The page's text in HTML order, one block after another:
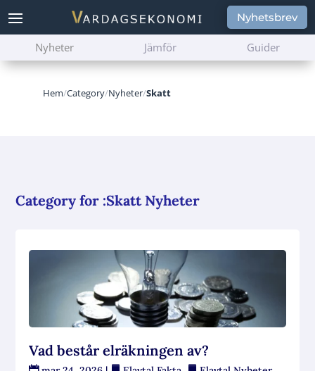
Nyhetsbrev
Nyheter Jämför Guider
Hem/Category/Nyheter/Skatt
Category for :Skatt Nyheter
Vad består elräkningen av?